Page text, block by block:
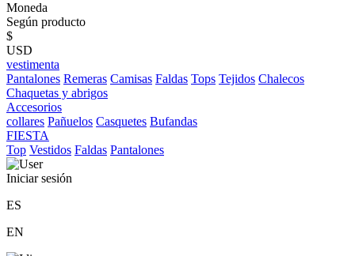
Moneda
Según producto
$
USD
vestimenta
Pantalones Remeras Camisas Faldas Tops Tejidos Chalecos
Chaquetas y abrigos
Accesorios
collares Pañuelos Casquetes Bufandas
FIESTA
Top Vestidos Faldas Pantalones
Iniciar sesión
ES
EN